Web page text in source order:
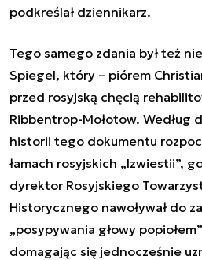
podkreślał dziennikarz.
Tego samego zdania był też
Spiegel, który – piórem
przed rosyjską chęcią
Ribbentrop-Mołotow. Według
historii tego dokumentu
łamach rosyjskich „Izwiestii”,
dyrektor Rosyjskiego
Historycznego nawoływał do
„posypywania głowy
domagając się jednocześnie